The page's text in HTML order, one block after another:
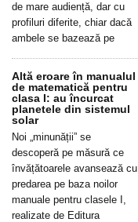
de mare audiență, dar cu
profiluri diferite, chiar dacă
ambele se bazează pe
Altă eroare în manualul
de matematică pentru
clasa I: au încurcat
planetele din sistemul
solar
Noi „minunății” se
descoperă pe măsură ce
învățătoarele avansează cu
predarea pe baza noilor
manuale pentru clasele I,
realizate de Editura